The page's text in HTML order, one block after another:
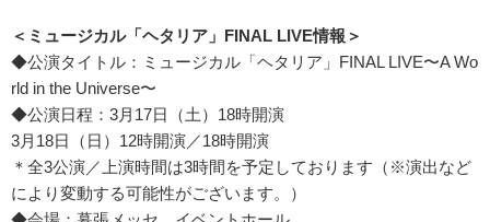
＜ミュージカル「ヘタリア」FINAL LIVE情報＞
◆公演タイトル：ミュージカル「ヘタリア」FINAL LIVE〜A Wo
rld in the Universe〜
◆公演日程：3月17日（土）18時開演
3月18日（日）12時開演／18時開演
＊全3公演／上演時間は3時間を予定しております（※演出など
により変動する可能性がございます。）